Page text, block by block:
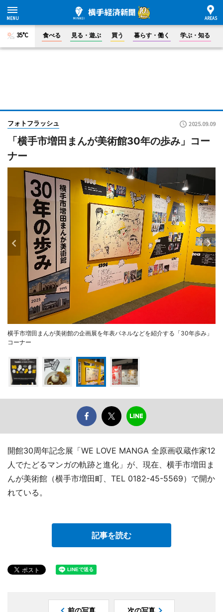
35°C 食べる 見る・遊ぶ 買う 暮らす・働く 学ぶ・知る
フォトフラッシュ 2025.09.09
「横手市増田まんが美術館30年の歩み」コー
ナー
横手市増田まんが美術館の企画展を年表パネルなどを紹介する「30年歩み」
コーナー
開館30周年記念展「WE LOVE MANGA 全原画収蔵作家12
人でたどるマンガの軌跡と進化」が、現在、横手市増田ま
んが美術館（横手市増田町、TEL 0182-45-5569）で開か
れている。
記事を読む
前の写真 次の写真